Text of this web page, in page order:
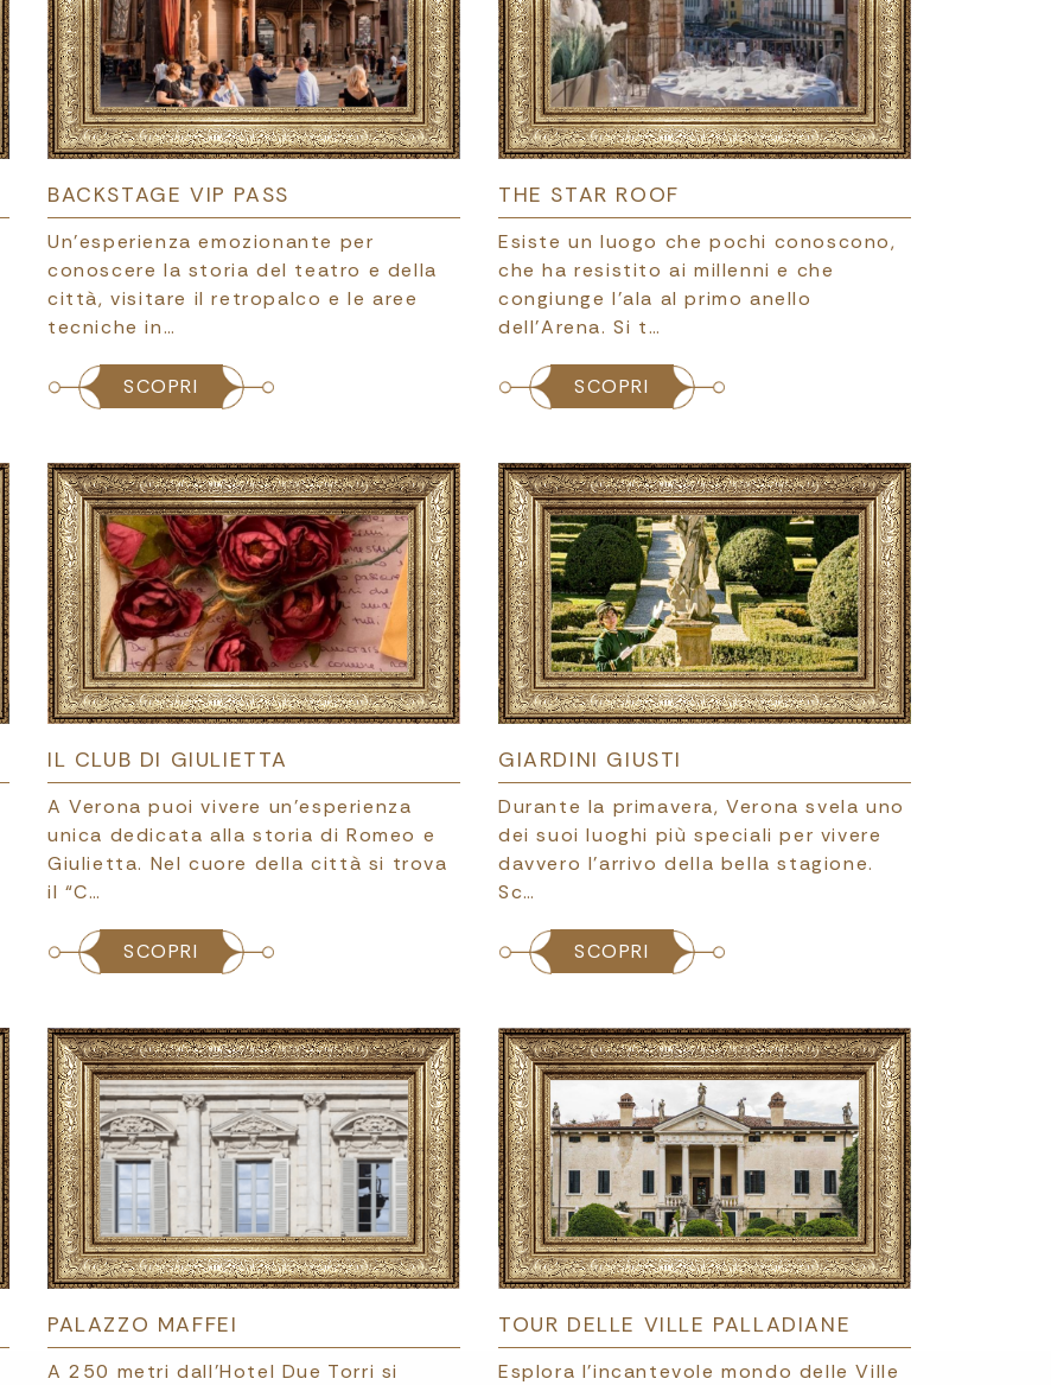
BACKSTAGE VIP PASS
Un’esperienza emozionante per
conoscere la storia del teatro e della
città, visitare il retropalco e le aree
tecniche in…
SCOPRI
THE STAR ROOF
Esiste un luogo che pochi conoscono,
che ha resistito ai millenni e che
congiunge l’ala al primo anello
dell’Arena. Si t…
SCOPRI
IL CLUB DI GIULIETTA
A Verona puoi vivere un’esperienza
unica dedicata alla storia di Romeo e
Giulietta. Nel cuore della città si trova
il “C…
SCOPRI
GIARDINI GIUSTI
Durante la primavera, Verona svela uno
dei suoi luoghi più speciali per vivere
davvero l’arrivo della bella stagione.
Sc…
SCOPRI
PALAZZO MAFFEI
A 250 metri dall’Hotel Due Torri si
TOUR DELLE VILLE PALLADIANE
Esplora l'incantevole mondo delle Ville